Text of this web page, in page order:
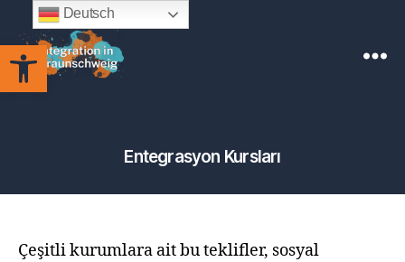
Open toolbar
Integration
Entegrasyon Kursları
Çeşitli kurumlara ait bu teklifler, sosyal
Deutsch